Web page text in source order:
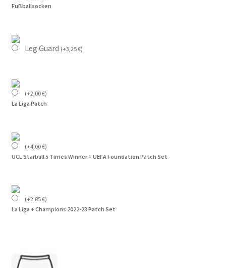
Fußballsocken
Leg Guard (+3,25€)
(+2,00€)
La Liga Patch
(+4,00€)
UCL Starball 5 Times Winner + UEFA Foundation Patch Set
(+2,85€)
La Liga + Champions 2022-23 Patch Set